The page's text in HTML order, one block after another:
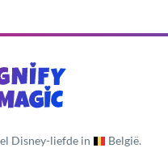
Disney-liefde in België.